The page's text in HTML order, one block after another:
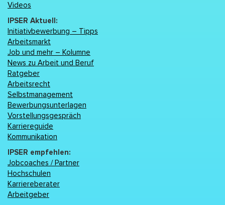
Videos
IPSER Aktuell:
Initiativbewerbung – Tipps
Arbeitsmarkt
Job und mehr – Kolumne
News zu Arbeit und Beruf
Ratgeber
Arbeitsrecht
Selbstmanagement
Bewerbungsunterlagen
Vorstellungsgespräch
Karriereguide
Kommunikation
IPSER empfehlen:
Jobcoaches / Partner
Hochschulen
Karriereberater
Arbeitgeber